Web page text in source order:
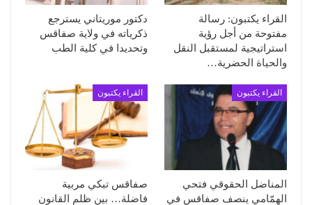
القراء يكتبون: رسالة
مفتوحة من أجل رؤية
استراتيجية لمستقبل النقل
والحياة الحضرية…
دكتور موريتاني يسترجع
ذكرياته في ولاية صفاقس
وتحديدا في كلية الطب
القراء يكتبون
المناضل الحقوقي فتحي
الهمّامي ينصف صفاقس في
القراء يكتبون
صفاقس تبكي مربية
فاضلة… بين ظلم القانون